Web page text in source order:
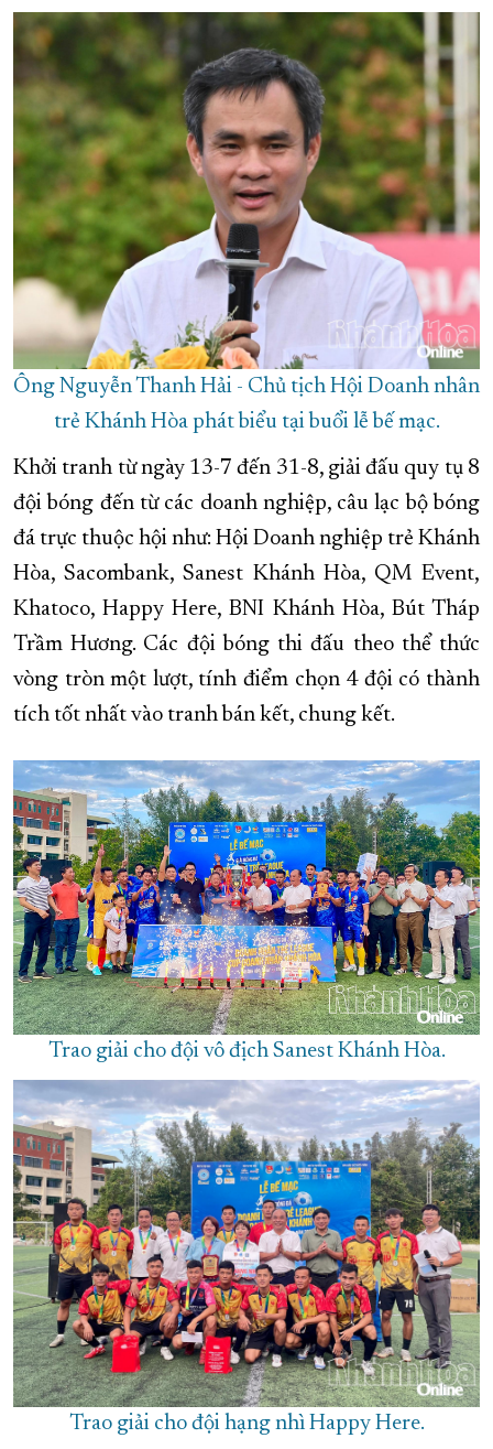
Ông Nguyễn Thanh Hải - Chủ tịch Hội Doanh nhân
trẻ Khánh Hòa phát biểu tại buổi lễ bế mạc.
Khởi tranh từ ngày 13-7 đến 31-8, giải đấu quy tụ 8
đội bóng đến từ các doanh nghiệp, câu lạc bộ bóng
đá trực thuộc hội như: Hội Doanh nghiệp trẻ Khánh
Hòa, Sacombank, Sanest Khánh Hòa, QM Event,
Khatoco, Happy Here, BNI Khánh Hòa, Bút Tháp
Trầm Hương. Các đội bóng thi đấu theo thể thức
vòng tròn một lượt, tính điểm chọn 4 đội có thành
tích tốt nhất vào tranh bán kết, chung kết.
Trao giải cho đội vô địch Sanest Khánh Hòa.
Trao giải cho đội hạng nhì Happy Here.